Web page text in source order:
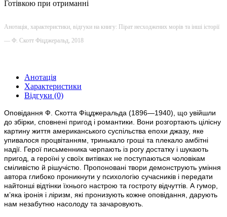
Готівкою при отриманні
Анотація, характеристики, відгуки на книгу: Пірат несходжених морів та інші історії
— Ф. Скотт Фіцджеральд, 2018
Анотація
Характеристики
Відгуки (0)
Оповідання Ф. Скотта Фіцджеральда (1896—1940), що увійшли
до збірки, сповнені пригод і романтики. Вони розгортають цілісну
картину життя амери­канського суспільства епохи джазу, яке
упивалося процвітанням, тринькало гроші та плекало амбітні
надії. Герої письменника черпають із рогу достатку і шукають
пригод, а героїні у своїх витівках не поступаються чоловікам
сміливістю й рішучістю. Пропоновані твори демонструють уміння
автора глибоко проникнути у психологію сучасників і пере­дати
найтонші відтінки їхнього настрою та гостроту відчуттів. А гумор,
м’яка іронія і ліризм, які пронизують кожне оповідання, дарують
нам незабутню насолоду та зачаровують.